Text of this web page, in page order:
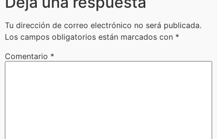
Tu dirección de correo electrónico no será publicada.
Los campos obligatorios están marcados con *
Comentario *